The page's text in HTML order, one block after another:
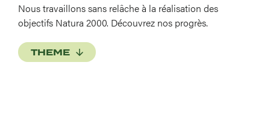
Nous travaillons sans relâche à la réalisation des
objectifs Natura 2000. Découvrez nos progrès.
THEME